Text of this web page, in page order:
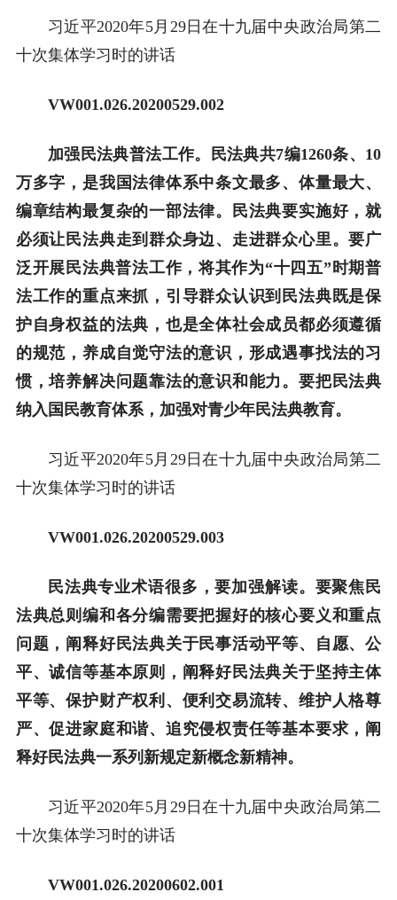
习近平2020年5月29日在十九届中央政治局第二
十次集体学习时的讲话
VW001.026.20200529.002
加强民法典普法工作。民法典共7编1260条、10
万多字，是我国法律体系中条文最多、体量最大、
编章结构最复杂的一部法律。民法典要实施好，就
必须让民法典走到群众身边、走进群众心里。要广
泛开展民法典普法工作，将其作为“十四五”时期普
法工作的重点来抓，引导群众认识到民法典既是保
护自身权益的法典，也是全体社会成员都必须遵循
的规范，养成自觉守法的意识，形成遇事找法的习
惯，培养解决问题靠法的意识和能力。要把民法典
纳入国民教育体系，加强对青少年民法典教育。
习近平2020年5月29日在十九届中央政治局第二
十次集体学习时的讲话
VW001.026.20200529.003
民法典专业术语很多，要加强解读。要聚焦民
法典总则编和各分编需要把握好的核心要义和重点
问题，阐释好民法典关于民事活动平等、自愿、公
平、诚信等基本原则，阐释好民法典关于坚持主体
平等、保护财产权利、便利交易流转、维护人格尊
严、促进家庭和谐、追究侵权责任等基本要求，阐
释好民法典一系列新规定新概念新精神。
习近平2020年5月29日在十九届中央政治局第二
十次集体学习时的讲话
VW001.026.20200602.001